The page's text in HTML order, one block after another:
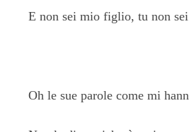
E non sei mio figlio, tu non
Oh le sue parole come mi